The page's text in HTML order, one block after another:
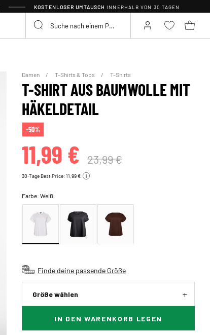
KOSTENLOSER UMTAUSCH INNERHALB VON 30 TAGEN
Damen T-Shirts & Tops T-Shirts
T-SHIRT AUS BAUMWOLLE MIT
HÄKELDETAIL
-50%
11,99 € 23,99 €
30-Tage Best Price: 11,99 €
Farbe:Weiß
Finde deine passende Größe
Größe wählen
IN DEN WARENKORB LEGEN